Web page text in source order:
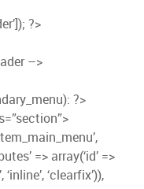
?>
–>
?>
=> array(‘id’ =>
‘clearfix’)),